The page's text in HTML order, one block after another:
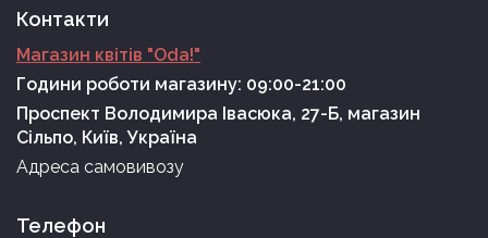
Контакти
Магазин квітів "Oda!"
Години роботи магазину: 09:00-21:00
Проспект Володимира Івасюка, 27-Б, магазин
Сільпо, Київ, Україна
Адреса самовивозу
Телефон